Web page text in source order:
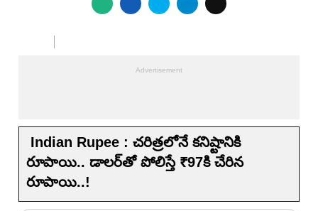
Indian Rupee : చరిత్రలోనే కనిష్టానికి
రూపాయి.. డాలర్‌తో పోలిస్తే ₹97కి చేరిన
రూపాయి..!